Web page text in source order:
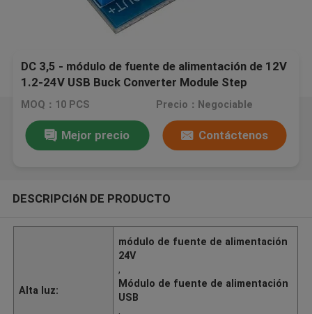
DC 3,5 - módulo de fuente de alimentación de 12V
1.2-24V USB Buck Converter Module Step
ENCIMA de descender
MOQ：10 PCS Precio：Negociable
Mejor precio Contáctenos
DESCRIPCIóN DE PRODUCTO
Alta luz:
módulo de fuente de alimentación
24V
,
Módulo de fuente de alimentación
USB
,